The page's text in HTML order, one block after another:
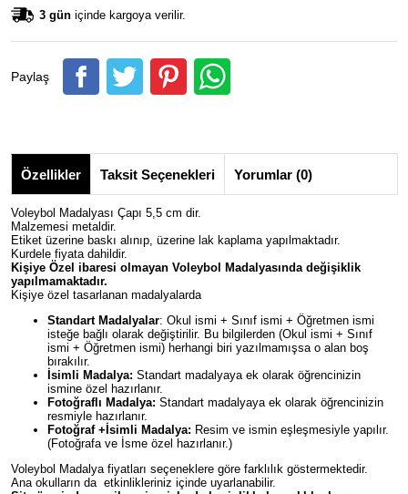
3 gün içinde kargoya verilir.
Paylaş
Özellikler Taksit Seçenekleri Yorumlar (0)
Voleybol Madalyası Çapı 5,5 cm dir.
Malzemesi metaldir.
Etiket üzerine baskı alınıp, üzerine lak kaplama yapılmaktadır.
Kurdele fiyata dahildir.
Kişiye Özel ibaresi olmayan Voleybol Madalyasında değişiklik
yapılmamaktadır.
Kişiye özel tasarlanan madalyalarda
Standart Madalyalar: Okul ismi + Sınıf ismi + Öğretmen ismi
isteğe bağlı olarak değiştirilir. Bu bilgilerden (Okul ismi + Sınıf
ismi + Öğretmen ismi) herhangi biri yazılmamışsa o alan boş
bırakılır.
İsimli Madalya: Standart madalyaya ek olarak öğrencinizin
ismine özel hazırlanır.
Fotoğraflı Madalya: Standart madalyaya ek olarak öğrencinizin
resmiyle hazırlanır.
Fotoğraf +İsimli Madalya: Resim ve ismin eşleşmesiyle yapılır.
(Fotoğrafa ve İsme özel hazırlanır.)
Voleybol Madalya fiyatları seçeneklere göre farklılık göstermektedir.
Ana okulların da etkinlikleriniz içinde uyarlanabilir.